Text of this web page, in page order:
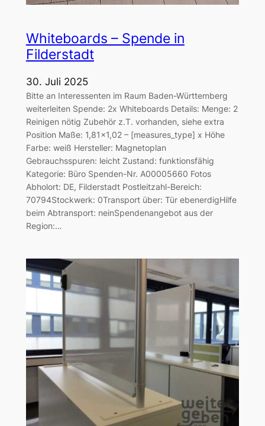
Whiteboards – Spende in
Filderstadt
30. Juli 2025
Bitte an Interessenten im Raum Baden-Württemberg
weiterleiten Spende: 2x Whiteboards Details: Menge: 2
Reinigen nötig Zubehör z.T. vorhanden, siehe extra
Position Maße: 1,81×1,02 – [measures_type] x Höhe
Farbe: weiß Hersteller: Magnetoplan
Gebrauchsspuren: leicht Zustand: funktionsfähig
Kategorie: Büro Spenden-Nr. A00005660 Fotos
Abholort: DE, Filderstadt Postleitzahl-Bereich:
70794Stockwerk: 0Transport über: Tür ebenerdigHilfe
beim Abtransport: neinSpendenangebot aus der
Region:…